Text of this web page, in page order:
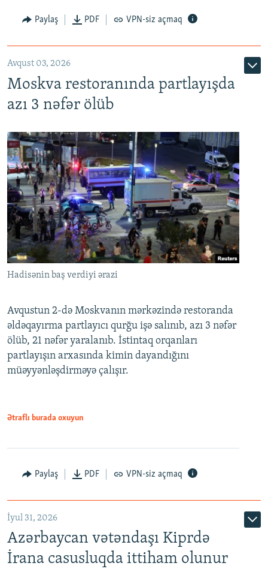
Paylaş PDF VPN-siz açmaq
Avqust 03, 2026
Moskva restoranında partlayışda
azı 3 nəfər ölüb
Hadisənin baş verdiyi ərazi
Avqustun 2-də Moskvanın mərkəzində restoranda
əldəqayırma partlayıcı qurğu işə salınıb, azı 3 nəfər
ölüb, 21 nəfər yaralanıb. İstintaq orqanları
partlayışın arxasında kimin dayandığını
müəyyənləşdirməyə çalışır.
Ətraflı burada oxuyun
Paylaş PDF VPN-siz açmaq
İyul 31, 2026
Azərbaycan vətəndaşı Kiprdə
İrana casusluqda ittiham olunur